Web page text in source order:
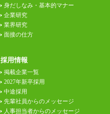
身だしなみ・基本的マナー
企業研究
業界研究
面接の仕方
採用情報
掲載企業一覧
2027年新卒採用
中途採用
先輩社員からのメッセージ
人事担当者からのメッセージ